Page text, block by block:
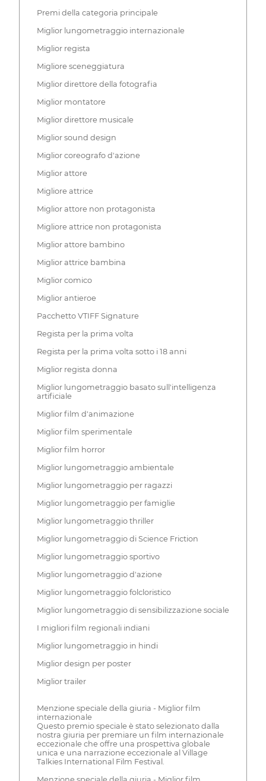
Premi della categoria principale
Miglior lungometraggio internazionale
Miglior regista
Migliore sceneggiatura
Miglior direttore della fotografia
Miglior montatore
Miglior direttore musicale
Miglior sound design
Miglior coreografo d'azione
Miglior attore
Migliore attrice
Miglior attore non protagonista
Migliore attrice non protagonista
Miglior attore bambino
Miglior attrice bambina
Miglior comico
Miglior antieroe
Pacchetto VTIFF Signature
Regista per la prima volta
Regista per la prima volta sotto i 18 anni
Miglior regista donna
Miglior lungometraggio basato sull'intelligenza
artificiale
Miglior film d'animazione
Miglior film sperimentale
Miglior film horror
Miglior lungometraggio ambientale
Miglior lungometraggio per ragazzi
Miglior lungometraggio per famiglie
Miglior lungometraggio thriller
Miglior lungometraggio di Science Friction
Miglior lungometraggio sportivo
Miglior lungometraggio d'azione
Miglior lungometraggio folcloristico
Miglior lungometraggio di sensibilizzazione sociale
I migliori film regionali indiani
Miglior lungometraggio in hindi
Miglior design per poster
Miglior trailer
Menzione speciale della giuria - Miglior film
internazionale
Questo premio speciale è stato selezionato dalla
nostra giuria per premiare un film internazionale
eccezionale che offre una prospettiva globale
unica e una narrazione eccezionale al Village
Talkies International Film Festival.